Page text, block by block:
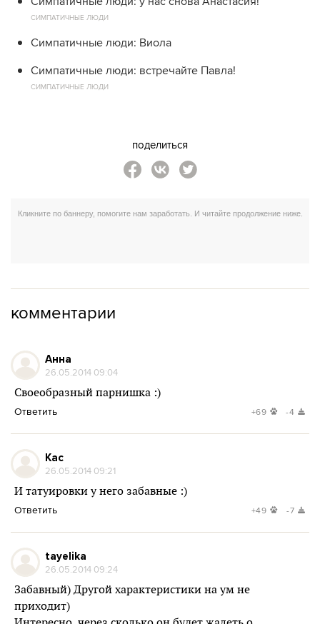
СИМПАТИЧНЫЕ ЛЮДИ
Симпатичные люди: Виола
Симпатичные люди: встречайте Павла!
СИМПАТИЧНЫЕ ЛЮДИ
поделиться
комментарии
Анна
26.05.2014 09:04
Своеобразный парнишка :)
Ответить +69 -4
Кас
26.05.2014 09:21
И татуировки у него забавные :)
Ответить +49 -7
tayelika
26.05.2014 09:24
Забавный) Другой характеристики на ум не
приходит)